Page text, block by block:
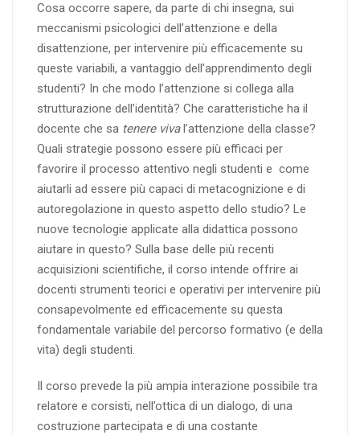
Cosa occorre sapere, da parte di chi insegna, sui
meccanismi psicologici dell’attenzione e della
disattenzione, per intervenire più efficacemente su
queste variabili, a vantaggio dell’apprendimento degli
studenti? In che modo l’attenzione si collega alla
strutturazione dell’identità? Che caratteristiche ha il
docente che sa tenere vival’attenzione della classe?
Quali strategie possono essere più efficaci per
favorire il processo attentivo negli studenti e come
aiutarli ad essere più capaci di metacognizione e di
autoregolazione in questo aspetto dello studio? Le
nuove tecnologie applicate alla didattica possono
aiutare in questo? Sulla base delle più recenti
acquisizioni scientifiche, il corso intende offrire ai
docenti strumenti teorici e operativi per intervenire più
consapevolmente ed efficacemente su questa
fondamentale variabile del percorso formativo (e della
vita) degli studenti.
Il corso prevede la più ampia interazione possibile tra
relatore e corsisti, nell’ottica di un dialogo, di una
costruzione partecipata e di una costante